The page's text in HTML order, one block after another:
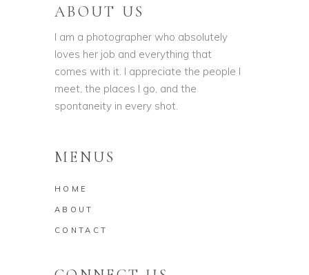
ABOUT US
I am a photographer who absolutely
loves her job and everything that
comes with it. I appreciate the people I
meet, the places I go, and the
spontaneity in every shot.
MENUS
HOME
ABOUT
CONTACT